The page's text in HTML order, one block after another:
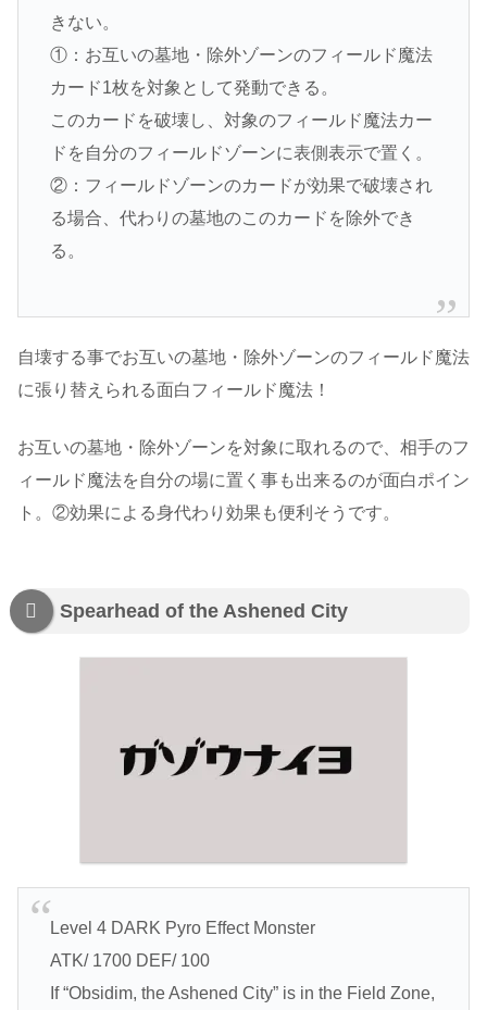
きない。
①：お互いの墓地・除外ゾーンのフィールド魔法
カード1枚を対象として発動できる。
このカードを破壊し、対象のフィールド魔法カー
ドを自分のフィールドゾーンに表側表示で置く。
②：フィールドゾーンのカードが効果で破壊され
る場合、代わりの墓地のこのカードを除外でき
る。
自壊する事でお互いの墓地・除外ゾーンのフィールド魔法
に張り替えられる面白フィールド魔法！
お互いの墓地・除外ゾーンを対象に取れるので、相手のフ
ィールド魔法を自分の場に置く事も出来るのが面白ポイン
ト。②効果による身代わり効果も便利そうです。
Spearhead of the Ashened City
Level 4 DARK Pyro Effect Monster
ATK/ 1700 DEF/ 100
If “Obsidim, the Ashened City” is in the Field Zone,